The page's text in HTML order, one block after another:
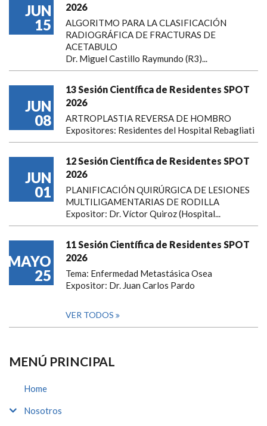
JUN
15
2026
ALGORITMO PARA LA CLASIFICACIÓN
RADIOGRÁFICA DE FRACTURAS DE
ACETABULO
Dr. Miguel Castillo Raymundo (R3)...
JUN
08
13 Sesión Científica de Residentes SPOT
2026
ARTROPLASTIA REVERSA DE HOMBRO
Expositores: Residentes del Hospital Rebagliati
JUN
01
12 Sesión Científica de Residentes SPOT
2026
PLANIFICACIÓN QUIRÚRGICA DE LESIONES
MULTILIGAMENTARIAS DE RODILLA
Expositor: Dr. Víctor Quiroz (Hospital...
MAYO
25
11 Sesión Científica de Residentes SPOT
2026
Tema: Enfermedad Metastásica Osea
Expositor: Dr. Juan Carlos Pardo
VER TODOS
MENÚ PRINCIPAL
Home
Nosotros